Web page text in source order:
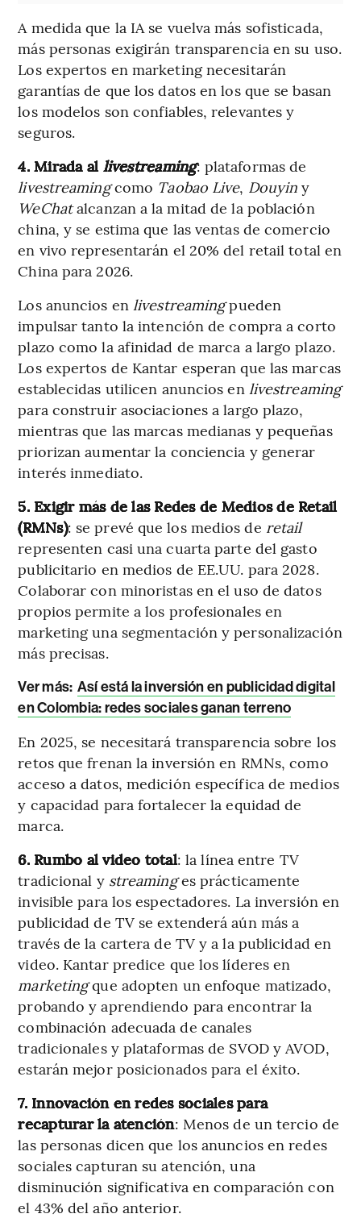
A medida que la IA se vuelva más sofisticada,
más personas exigirán transparencia en su uso.
Los expertos en marketing necesitarán
garantías de que los datos en los que se basan
los modelos son confiables, relevantes y
seguros.
4. Mirada al livestreaming: plataformas de
livestreamingcomo Taobao Live, Douyin y
WeChatalcanzan a la mitad de la población
china, y se estima que las ventas de comercio
en vivo representarán el 20% del retail total en
China para 2026.
Los anuncios en livestreamingpueden
impulsar tanto la intención de compra a corto
plazo como la afinidad de marca a largo plazo.
Los expertos de Kantar esperan que las marcas
establecidas utilicen anuncios en livestreaming
para construir asociaciones a largo plazo,
mientras que las marcas medianas y pequeñas
priorizan aumentar la conciencia y generar
interés inmediato.
5. Exigir más de las Redes de Medios de Retail
(RMNs): se prevé que los medios de retail
representen casi una cuarta parte del gasto
publicitario en medios de EE.UU. para 2028.
Colaborar con minoristas en el uso de datos
propios permite a los profesionales en
marketing una segmentación y personalización
más precisas.
Ver más: Así está la inversión en publicidad digital
en Colombia: redes sociales ganan terreno
En 2025, se necesitará transparencia sobre los
retos que frenan la inversión en RMNs, como
acceso a datos, medición específica de medios
y capacidad para fortalecer la equidad de
marca.
6. Rumbo al video total: la línea entre TV
tradicional y streaminges prácticamente
invisible para los espectadores. La inversión en
publicidad de TV se extenderá aún más a
través de la cartera de TV y a la publicidad en
video. Kantar predice que los líderes en
marketingque adopten un enfoque matizado,
probando y aprendiendo para encontrar la
combinación adecuada de canales
tradicionales y plataformas de SVOD y AVOD,
estarán mejor posicionados para el éxito.
7. Innovación en redes sociales para
recapturar la atención: Menos de un tercio de
las personas dicen que los anuncios en redes
sociales capturan su atención, una
disminución significativa en comparación con
el 43% del año anterior.